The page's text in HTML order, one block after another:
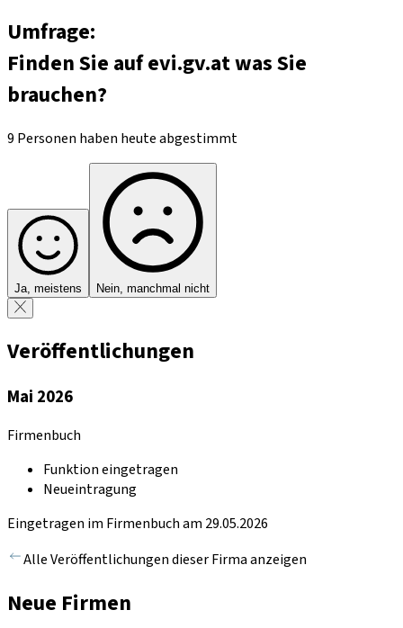
Umfrage:
Finden Sie auf evi.gv.at was Sie
brauchen?
9 Personen haben heute abgestimmt
Ja, meistens Nein, manchmal nicht
Veröffentlichungen
Mai 2026
Firmenbuch
Funktion eingetragen
Neueintragung
Eingetragen im Firmenbuch am 29.05.2026
Alle Veröffentlichungen dieser Firma anzeigen
Neue Firmen